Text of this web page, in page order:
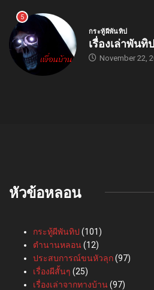
5
กระทู้ผีพันทิป
เรื่องเล่าพันทิ
November 22,
หัวข้อหลอน
กระทู้ผีพันทิป (101)
ตำนานหลอน(12)
ประสบการณ์ขนหัวลุก(97)
เรื่องผีสั้นๆ (25)
เรื่องเล่าจากทางบ้าน(97)